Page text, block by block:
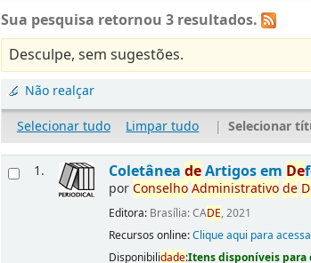
Sua pesquisa retornou 3 resultados.
Desculpe, sem sugestões.
Não realçar
Selecionar tudo
Limpar tudo | Selecionar
1. ColetâneadeArtigos em De
porConselhoAdministrativode
Editora: Brasília: CADE, 2021
Recursos online:Clique aqui para
Disponibilidade:Itens disponíveis para